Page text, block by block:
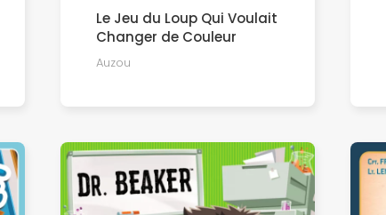
Le Jeu du Loup Qui Voulait
Changer de Couleur
Auzou